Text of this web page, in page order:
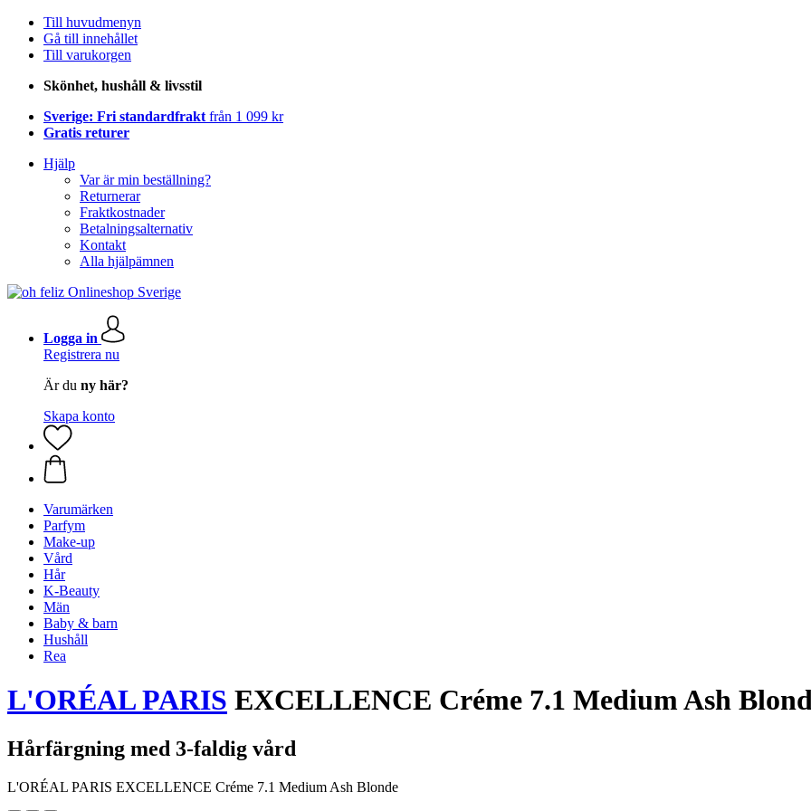
Till huvudmenyn
Gå till innehållet
Till varukorgen
Skönhet, hushåll & livsstil
Sverige: Fri standardfrakt från 1 099 kr
Gratis returer
Hjälp
Var är min beställning?
Returnerar
Fraktkostnader
Betalningsalternativ
Kontakt
Alla hjälpämnen
Logga in
Registrera nu
Är du ny här?
Skapa konto
Varumärken
Parfym
Make-up
Vård
Hår
K-Beauty
Män
Baby & barn
Hushåll
Rea
L'ORÉAL PARIS EXCELLENCE Créme 7.1 Medium Ash
Hårfärgning med 3-faldig vård
L'ORÉAL PARIS EXCELLENCE Créme 7.1 Medium Ash Blonde